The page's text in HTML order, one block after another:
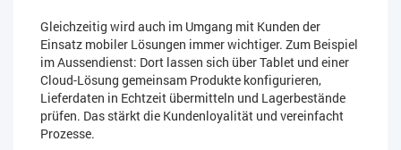
Gleichzeitig wird auch im Umgang mit Kunden der
Einsatz mobiler Lösungen immer wichtiger. Zum Beispiel
im Aussendienst: Dort lassen sich über Tablet und einer
Cloud-Lösung gemeinsam Produkte konfigurieren,
Lieferdaten in Echtzeit übermitteln und Lagerbestände
prüfen. Das stärkt die Kundenloyalität und vereinfacht
Prozesse.